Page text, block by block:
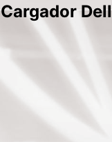
Cargador